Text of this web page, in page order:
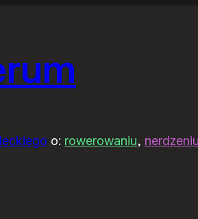
o: rowerowaniu, nerdzeniu